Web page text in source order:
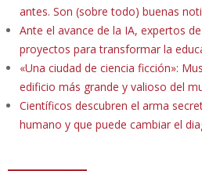
antes. Son (sobre todo) buenas
Ante el avance de la IA, expertos
proyectos para transformar la
«Una ciudad de ciencia ficción»:
edificio más grande y valioso del
Científicos descubren el arma
humano y que puede cambiar el